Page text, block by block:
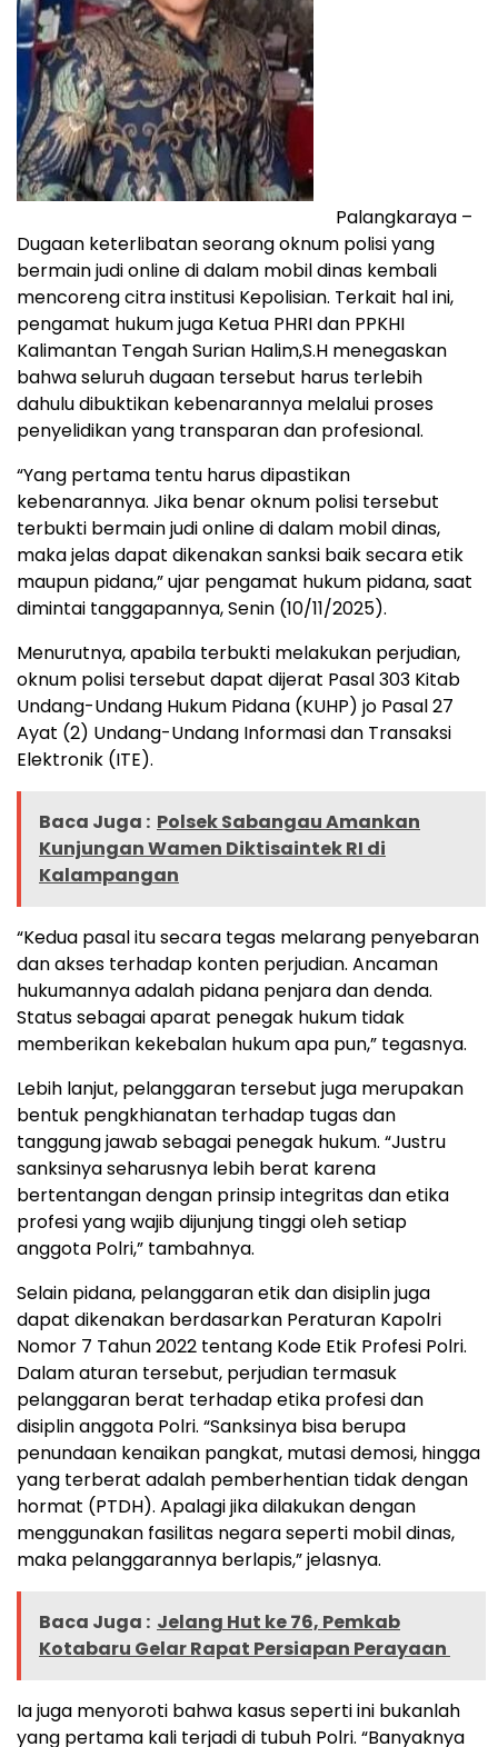
Palangkaraya –
Dugaan keterlibatan seorang oknum polisi yang
bermain judi online di dalam mobil dinas kembali
mencoreng citra institusi Kepolisian. Terkait hal ini,
pengamat hukum juga Ketua PHRI dan PPKHI
Kalimantan Tengah Surian Halim,S.H menegaskan
bahwa seluruh dugaan tersebut harus terlebih
dahulu dibuktikan kebenarannya melalui proses
penyelidikan yang transparan dan profesional.
“Yang pertama tentu harus dipastikan
kebenarannya. Jika benar oknum polisi tersebut
terbukti bermain judi online di dalam mobil dinas,
maka jelas dapat dikenakan sanksi baik secara etik
maupun pidana,” ujar pengamat hukum pidana, saat
dimintai tanggapannya, Senin (10/11/2025).
Menurutnya, apabila terbukti melakukan perjudian,
oknum polisi tersebut dapat dijerat Pasal 303 Kitab
Undang-Undang Hukum Pidana (KUHP) jo Pasal 27
Ayat (2) Undang-Undang Informasi dan Transaksi
Elektronik (ITE).
Baca Juga : Polsek Sabangau Amankan
Kunjungan Wamen Diktisaintek RI di
Kalampangan
“Kedua pasal itu secara tegas melarang penyebaran
dan akses terhadap konten perjudian. Ancaman
hukumannya adalah pidana penjara dan denda.
Status sebagai aparat penegak hukum tidak
memberikan kekebalan hukum apa pun,” tegasnya.
Lebih lanjut, pelanggaran tersebut juga merupakan
bentuk pengkhianatan terhadap tugas dan
tanggung jawab sebagai penegak hukum. “Justru
sanksinya seharusnya lebih berat karena
bertentangan dengan prinsip integritas dan etika
profesi yang wajib dijunjung tinggi oleh setiap
anggota Polri,” tambahnya.
Selain pidana, pelanggaran etik dan disiplin juga
dapat dikenakan berdasarkan Peraturan Kapolri
Nomor 7 Tahun 2022 tentang Kode Etik Profesi Polri.
Dalam aturan tersebut, perjudian termasuk
pelanggaran berat terhadap etika profesi dan
disiplin anggota Polri. “Sanksinya bisa berupa
penundaan kenaikan pangkat, mutasi demosi, hingga
yang terberat adalah pemberhentian tidak dengan
hormat (PTDH). Apalagi jika dilakukan dengan
menggunakan fasilitas negara seperti mobil dinas,
maka pelanggarannya berlapis,” jelasnya.
Baca Juga : Jelang Hut ke 76, Pemkab
Kotabaru Gelar Rapat Persiapan Perayaan
Ia juga menyoroti bahwa kasus seperti ini bukanlah
yang pertama kali terjadi di tubuh Polri. “Banyaknya